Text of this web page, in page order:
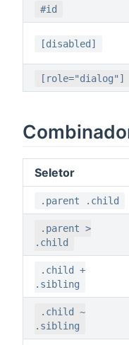
#id
[disabled]
[role="dialog"]
Seletor
.parent .child
.parent >
.child
.child +
.sibling
.child ~
.sibling